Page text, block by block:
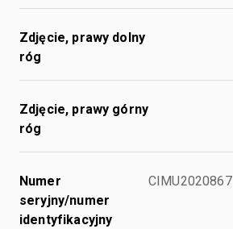
Zdjęcie, prawy dolny
róg
Zdjęcie, prawy górny
róg
Numer
seryjny/numer
identyfikacyjny
CIMU2020867